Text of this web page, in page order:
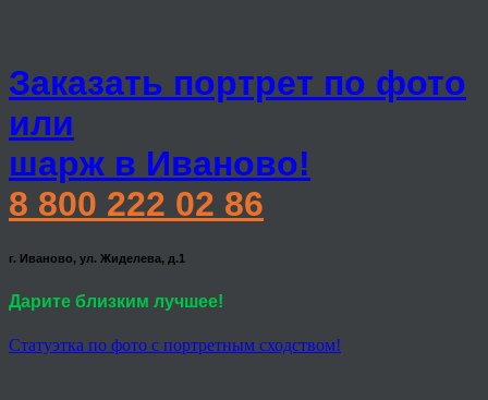
Заказать портрет по фото
или
шарж в Иваново!
8 800 222 02 86
г. Иваново, ул. Жиделева, д.1
Дарите близким лучшее!
Статуэтка по фото с портретным сходством!